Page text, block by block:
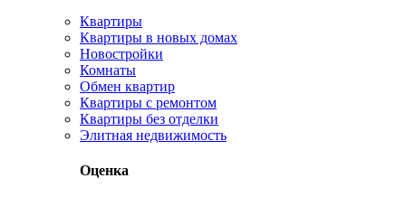
Квартиры
Квартиры в новых домах
Новостройки
Комнаты
Обмен квартир
Квартиры с ремонтом
Квартиры без отделки
Элитная недвижимость
Оценка